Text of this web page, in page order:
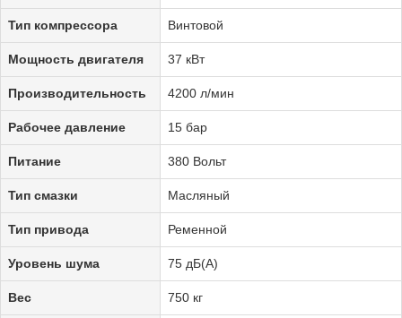
Тип компрессора Винтовой
Мощность двигателя 37 кВт
Производительность 4200 л/мин
Рабочее давление 15 бар
Питание 380 Вольт
Тип смазки Масляный
Тип привода Ременной
Уровень шума 75 дБ(А)
Вес 750 кг